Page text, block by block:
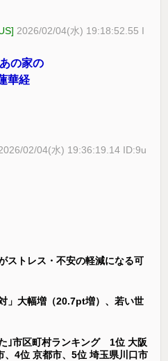
2026/02/04(水) 19:18:52.55 I
の家の
華経
02/04(水) 19:36:19.14 ID:9u
ストレス・不安の軽減になる可
」大幅増（20.7pt増）、若い世
｣市区町村ランキング 1位 大阪
、4位 京都市、5位 埼玉県川口市